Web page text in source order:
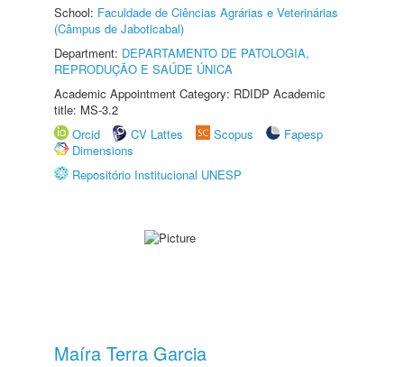
School: Faculdade de Ciências Agrárias e Veterinárias
(Câmpus de Jaboticabal)
Department: DEPARTAMENTO DE PATOLOGIA,
REPRODUÇÃO E SAÚDE ÚNICA
Academic Appointment Category: RDIDP Academic
title: MS-3.2
Orcid
CV Lattes Scopus
Fapesp
Dimensions
Repositório Institucional UNESP
Maíra Terra Garcia